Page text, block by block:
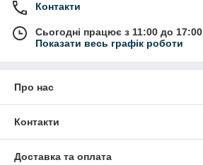
Контакти
Сьогодні працює з 11:00 до 17:00
Показати весь графік роботи
Про нас
Контакти
Доставка та оплата